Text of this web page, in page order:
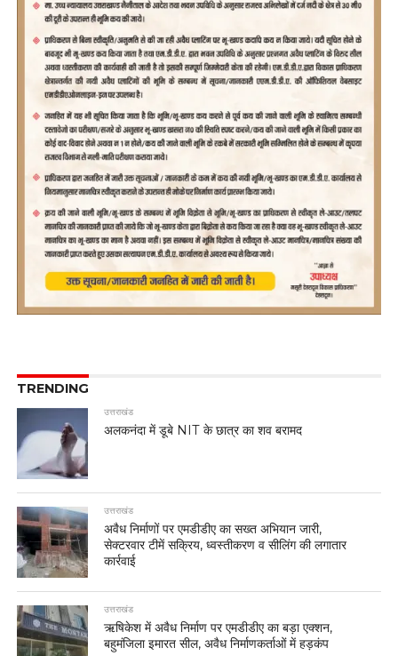
TRENDING
उत्तराखंड
अलकनंदा में डूबे NIT के छात्र का शव बरामद
उत्तराखंड
अवैध निर्माणों पर एमडीडीए का सख्त अभियान जारी,
सेक्टरवार टीमें सक्रिय, ध्वस्तीकरण व सीलिंग की लगातार
कार्रवाई
उत्तराखंड
ऋषिकेश में अवैध निर्माण पर एमडीडीए का बड़ा एक्शन,
बहुमंजिला इमारत सील, अवैध निर्माणकर्ताओं में हड़कंप